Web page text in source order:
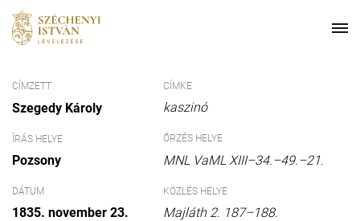
CÍMZETT
Szegedy Károly
ÍRÁS HELYE
Pozsony
DÁTUM
1835. november 23.
CÍMKE
kaszinó
ŐRZÉS HELYE
MNL VaML XIII–34.–49.–21.
KÖZLÉS HELYE
Majláth 2. 187–188.